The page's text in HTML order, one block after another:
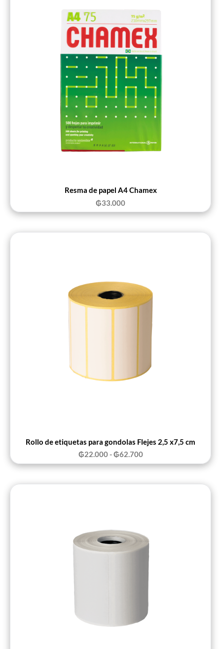
Resma de papel A4 Chamex
₲33.000
Rollo de etiquetas para gondolas Flejes 2,5 x7,5 cm
₲22.000-₲62.700